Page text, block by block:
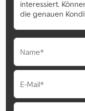
Name*
E-Mail*